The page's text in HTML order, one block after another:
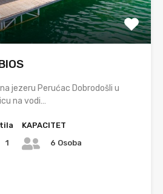
jezeru Perućac Dobrodošli u
na vodi…
1
KAPACITET
6 Osoba